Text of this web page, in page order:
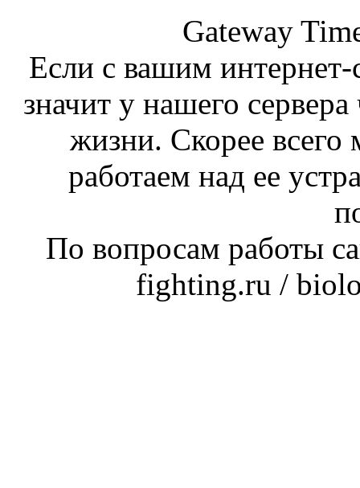
Gateway
Если с вашим интернет-
значит у нашего
жизни. Скорее
работаем над ее
По вопросам работы
fighting.ru /